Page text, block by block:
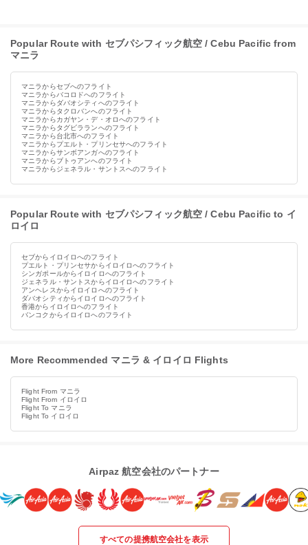
Popular Route with セブパシフィック航空 / Cebu Pacific from
マニラ
マニラからセブへのフライト
マニラからバコロドへのフライト
マニラからダバオシティへのフライト
マニラからタクロバンへのフライト
マニラからカガヤン・デ・オロへのフライト
マニラからタグビラランへのフライト
マニラから台北市へのフライト
マニラからプエルト・プリンセサへのフライト
マニラからサンボアンガへのフライト
マニラからブトゥアンへのフライト
マニラからジェネラル・サントスへのフライト
Popular Route with セブパシフィック航空 / Cebu Pacific to イ
ロイロ
セブからイロイロへのフライト
プエルト・プリンセサからイロイロへのフライト
シンガポールからイロイロへのフライト
ジェネラル・サントスからイロイロへのフライト
アンヘレスからイロイロへのフライト
ダバオシティからイロイロへのフライト
香港からイロイロへのフライト
バンコクからイロイロへのフライト
More Recommended マニラ & イロイロ Flights
Flight From マニラ
Flight From イロイロ
Flight To マニラ
Flight To イロイロ
Airpaz 航空会社のパートナー
すべての提携航空会社を表示